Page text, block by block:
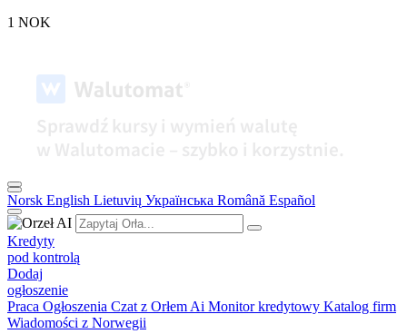
1 NOK
Norsk English Lietuvių Українська Română Español
Kredyty
pod kontrolą
Dodaj
ogłoszenie
Praca Ogłoszenia Czat z Orłem Ai Monitor kredytowy Katalog firm
Wiadomości z Norwegii